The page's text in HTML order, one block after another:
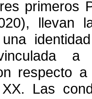
primeros
llevan
respecto
Las